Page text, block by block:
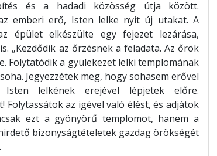
és a hadadi közösség útja között.
emberi erő, Isten lelke nyit új utakat. A
épület elkészülte egy fejezet lezárása,
„Kezdődik az őrzésnek a feladata. Az őrök
Folytatódik a gyülekezet lelki templomának
Jegyezzétek meg, hogy sohasem erővel
lelkének erejével lépjetek előre.
Folytassátok az igével való élést, és adjátok
ezt a gyönyörű templomot, hanem a
bizonyságtételetek gazdag örökségét